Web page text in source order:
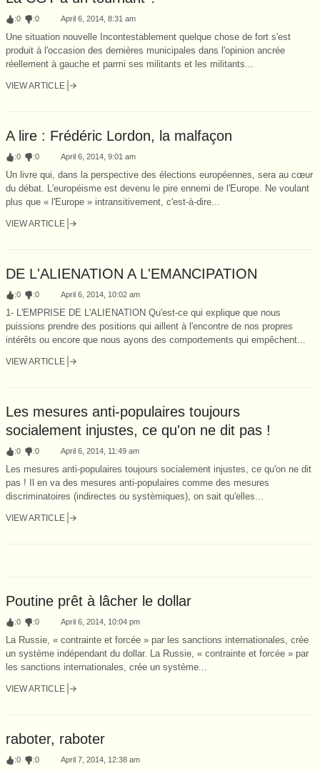
:0 :0 April 6, 2014, 8:31 am
Une situation nouvelle Incontestablement quelque chose de fort s'est
produit à l'occasion des dernières municipales dans l'opinion ancrée
réellement à gauche et parmi ses militants et les militants...
VIEW ARTICLE
A lire : Frédéric Lordon, la malfaçon
:0 :0 April 6, 2014, 9:01 am
Un livre qui, dans la perspective des élections européennes, sera au cœur
du débat. L'européisme est devenu le pire ennemi de l'Europe. Ne voulant
plus que « l'Europe » intransitivement, c'est-à-dire...
VIEW ARTICLE
DE L'ALIENATION A L'EMANCIPATION
:0 :0 April 6, 2014, 10:02 am
1- L'EMPRISE DE L'ALIENATION Qu'est-ce qui explique que nous
puissions prendre des positions qui aillent à l'encontre de nos propres
intérêts ou encore que nous ayons des comportements qui empêchent...
VIEW ARTICLE
Les mesures anti-populaires toujours
socialement injustes, ce qu'on ne dit pas !
:0 :0 April 6, 2014, 11:49 am
Les mesures anti-populaires toujours socialement injustes, ce qu'on ne dit
pas ! Il en va des mesures anti-populaires comme des mesures
discriminatoires (indirectes ou systèmiques), on sait qu'elles...
VIEW ARTICLE
Poutine prêt à lâcher le dollar
:0 :0 April 6, 2014, 10:04 pm
La Russie, « contrainte et forcée » par les sanctions internationales, crée
un système indépendant du dollar. La Russie, « contrainte et forcée » par
les sanctions internationales, crée un système...
VIEW ARTICLE
raboter, raboter
:0 :0 April 7, 2014, 12:38 am